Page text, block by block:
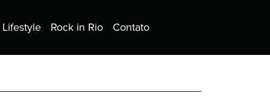
Lifestyle Rock in Rio Contato